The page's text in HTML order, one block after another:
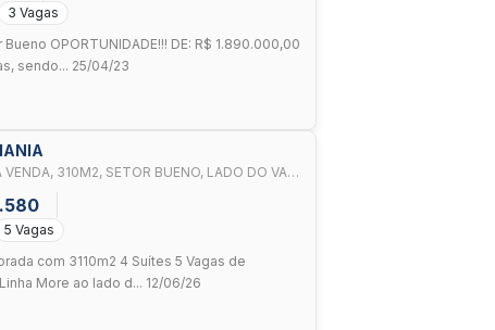
3 Vagas
OPORTUNIDADE!!! DE: R$ 1.890.000,00
sendo... 25/04/23
310M2, SETOR BUENO, LADO DO VACA
5 Vagas
com 3110m2 4 Suítes 5 Vagas de
More ao lado d... 12/06/26